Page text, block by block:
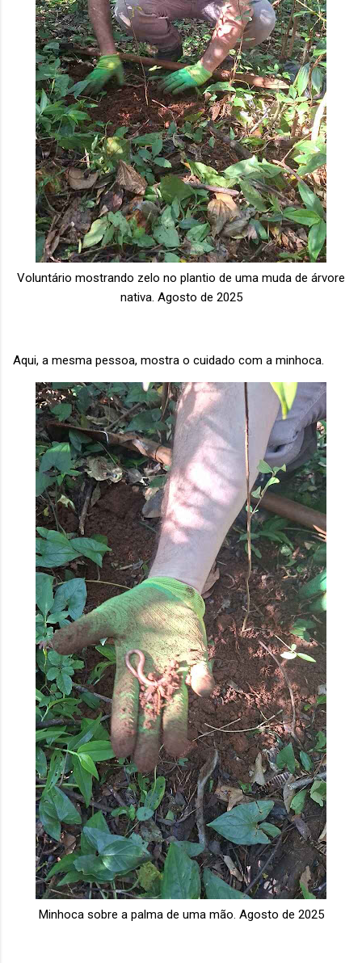
Voluntário mostrando zelo no plantio de uma muda de árvore
nativa. Agosto de 2025
Aqui, a mesma pessoa, mostra o cuidado com a minhoca.
Minhoca sobre a palma de uma mão. Agosto de 2025